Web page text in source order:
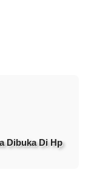
Dibuka Di Hp